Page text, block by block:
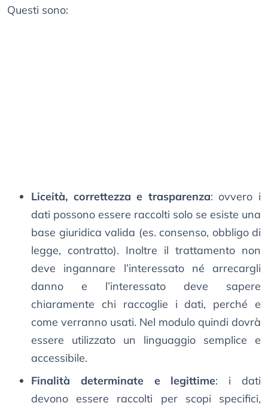
Questi sono:
Liceità, correttezza e trasparenza: ovvero i
dati possono essere raccolti solo se esiste una
base giuridica valida (es. consenso, obbligo di
legge, contratto). Inoltre il trattamento non
deve ingannare l’interessato né arrecargli
danno e l’interessato deve sapere
chiaramente chi raccoglie i dati, perché e
come verranno usati. Nel modulo quindi dovrà
essere utilizzato un linguaggio semplice e
accessibile.
Finalità determinate e legittime: i dati
devono essere raccolti per scopi specifici,